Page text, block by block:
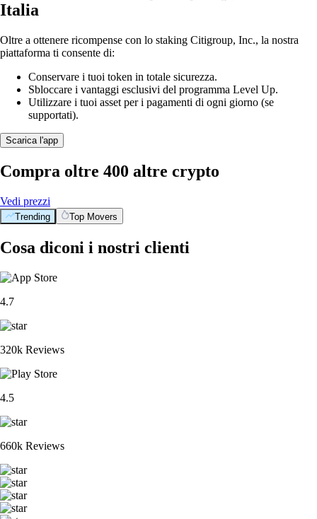
Italia
Oltre a ottenere ricompense con lo staking Citigroup, Inc., la nostra
piattaforma ti consente di:
Conservare i tuoi token in totale sicurezza.
Sbloccare i vantaggi esclusivi del programma Level Up.
Utilizzare i tuoi asset per i pagamenti di ogni giorno (se
supportati).
Scarica l'app
Compra oltre 400 altre crypto
Vedi prezzi
Trending Top Movers
Cosa diconi i nostri clienti
4.7
320k Reviews
4.5
660k Reviews